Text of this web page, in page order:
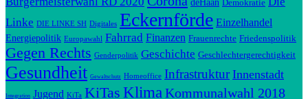
Demokratie
Linke DIE LINKE SH Digitales Eckernförde Einzelhandel
Energiepolitik Europawahl Fahrrad Finanzen Frauenrechte Friedenspolitik
Gegen Rechts Genderpolitik Geschichte Geschlechtergerechtigkeit
Gesundheit Gewaltschutz Homeoffice Infrastruktur Innenstadt
Integration Jugend KiTa KiTas Klima Kommunalwahl 2018